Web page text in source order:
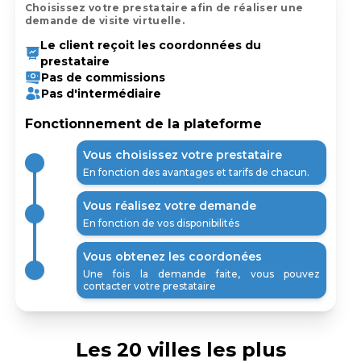
Choisissez votre prestataire afin de réaliser une
demande de visite virtuelle.
Le client reçoit les coordonnées du
prestataire
Pas de commissions
Pas d'intermédiaire
Fonctionnement de la plateforme
Vous choisissez votre prestataire
En fonction des avantages et tarifs de chacun.
Vous réalisez votre demande
En fonction de vos disponibilités
Vous obtenez les coordonées
Une fois la demande faite, vous pouvez
contacter votre prestataire
Les 20 villes les plus